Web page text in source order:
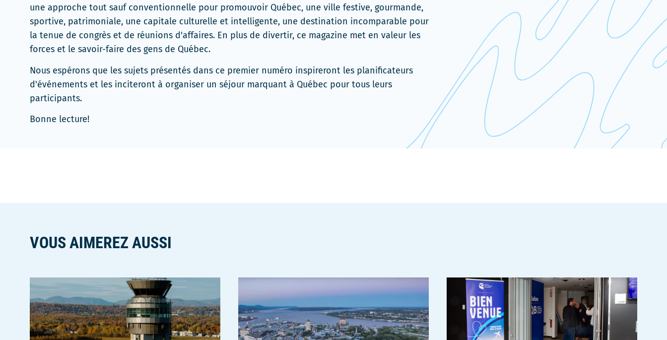
fenêtre
lien
s'ouvrira
dans
une
fenêtre
une approche tout sauf conventionnelle pour promouvoir Québec, une ville festive, gourmande,
sportive, patrimoniale, une capitale culturelle et intelligente, une destination incomparable pour
la tenue de congrès et de réunions d'affaires. En plus de divertir, ce magazine met en valeur les
forces et le savoir-faire des gens de Québec.
Nous espérons que les sujets présentés dans ce premier numéro inspireront les planificateurs
d'événements et les inciteront à organiser un séjour marquant à Québec pour tous leurs
participants.
Bonne lecture!
VOUS AIMEREZ AUSSI